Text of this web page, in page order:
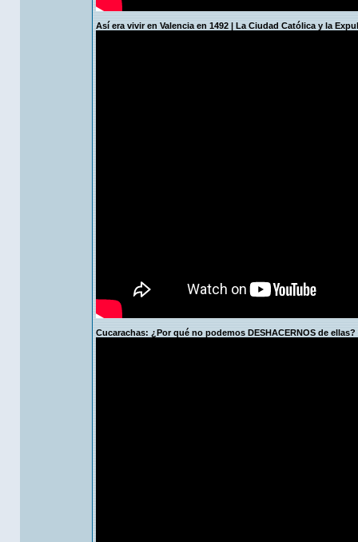
Así era vivir en Valencia en 1492 | La Ciudad Católica y la
Cucarachas: ¿Por qué no podemos DESHACERNOS de